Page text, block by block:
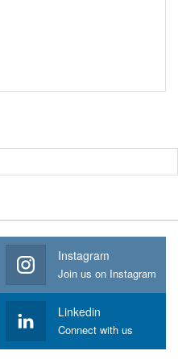
Instagram
Join us on Instagram
Linkedin
Connect with us